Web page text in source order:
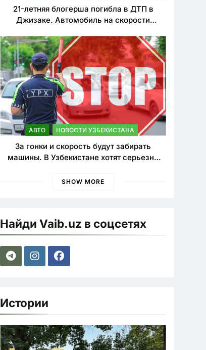
21-летняя блогерша погибла в ДТП в
Джизаке. Автомобиль на скорости
АВТО НОВОСТИ УЗБЕКИСТАНА
За гонки и скорость будут забирать
машины. В Узбекистане хотят серьезно
SHOW MORE
Найди Vaib.uz в соцсетях
Истории